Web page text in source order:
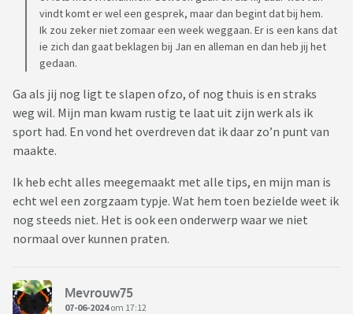
vindt komt er wel een gesprek, maar dan begint dat bij hem.
Ik zou zeker niet zomaar een week weggaan. Er is een kans dat
ie zich dan gaat beklagen bij Jan en alleman en dan heb jij het
gedaan.
Ga als jij nog ligt te slapen ofzo, of nog thuis is en straks
weg wil. Mijn man kwam rustig te laat uit zijn werk als ik
sport had. En vond het overdreven dat ik daar zo’n punt van
maakte.
Ik heb echt alles meegemaakt met alle tips, en mijn man is
echt wel een zorgzaam typje. Wat hem toen bezielde weet ik
nog steeds niet. Het is ook een onderwerp waar we niet
normaal over kunnen praten.
Mevrouw75
07-06-2024om 17:12